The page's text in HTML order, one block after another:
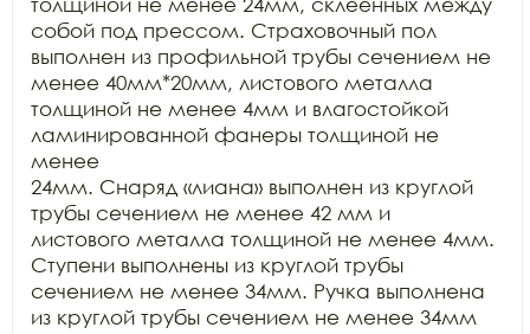
собой под прессом. Страховочный пол
выполнен из профильной трубы сечением не
менее 40мм*20мм, листового металла
толщиной не менее 4мм и влагостойкой
ламинированной фанеры толщиной не
менее
24мм. Снаряд «лиана» выполнен из круглой
трубы сечением не менее 42 мм и
листового металла толщиной не менее 4мм.
Ступени выполнены из круглой трубы
сечением не менее 34мм. Ручка выполнена
из круглой трубы сечением не менее 34мм